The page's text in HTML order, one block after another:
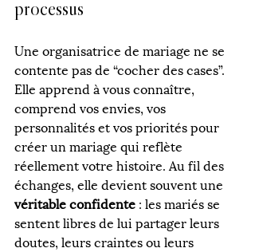
processus
Une organisatrice de mariage ne se
contente pas de “cocher des cases”.
Elle apprend à vous connaître,
comprend vos envies, vos
personnalités et vos priorités pour
créer un mariage qui reflète
réellement votre histoire. Au fil des
échanges, elle devient souvent une
véritable confidente : les mariés se
sentent libres de lui partager leurs
doutes, leurs craintes ou leurs